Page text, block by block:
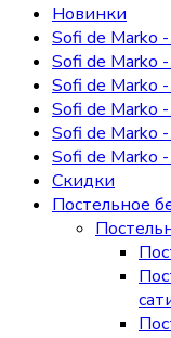
Новинки
Sofi de
Sofi de
Sofi de
Sofi de
Sofi de
Sofi de
Скидки
Постельное